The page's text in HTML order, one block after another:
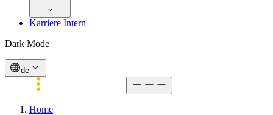
Karriere Intern
Dark Mode
de
Home